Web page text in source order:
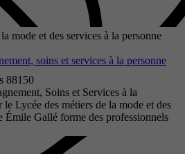
mode et des services à la personne
soins et services à la personne
88150
Soins et Services à la
le Lycée des métiers de la mode et des
Émile Gallé forme des professionnels